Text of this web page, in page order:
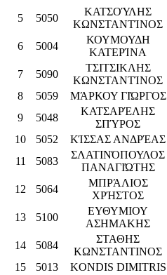
5
5050
ΚΑΤΣΟΎΛΗΣ
ΚΩΝΣΤΑΝΤΊΝΟΣ
6 5004
ΚΟΥΜΟΥΔΗ
ΚΑΤΕΡΊΝΑ
7 5090
ΤΣΙΤΣΙΚΛΗΣ
ΚΩΝΣΤΑΝΤΊΝΟΣ
8
5059 ΜΆΡΚΟΥ ΓΙΏΡΓΟΣ
9
5048
ΚΑΤΣΑΡΈΛΗΣ
ΣΠΎΡΟΣ
10
5052 ΚΊΣΣΑΣ ΑΝΔΡΈΑΣ
11
5083
ΣΛΑΤΙΝΌΠΟΥΛΟΣ
ΠΑΝΑΓΙΏΤΗΣ
12 5064
ΜΠΡΆΛΙΟΣ
ΧΡΉΣΤΟΣ
13 5100
ΕΥΘΥΜΙΟΥ
ΑΣΗΜΑΚΗΣ
14 5084
ΣΤΑΘΗΣ
ΚΩΝΣΤΑΝΤΙΝΟΣ
15
5013 KONDIS DIMITRIS